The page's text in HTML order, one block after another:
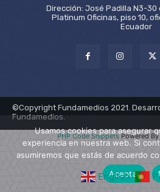
Dirección: José Padilla N3-30
Platinum Oficinas, piso 10,
Ecuador
©Copyright Fundamedios 2021.
Fundamedios.
English
PHP Code SnippetsPowered
Usamos cookies para asegurar
experiencia en nuestra web. Si
asumiremos que estás de acuerdo
Aceptar